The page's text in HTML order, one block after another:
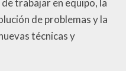
trabajar en equipo, la
de problemas y la
técnicas y